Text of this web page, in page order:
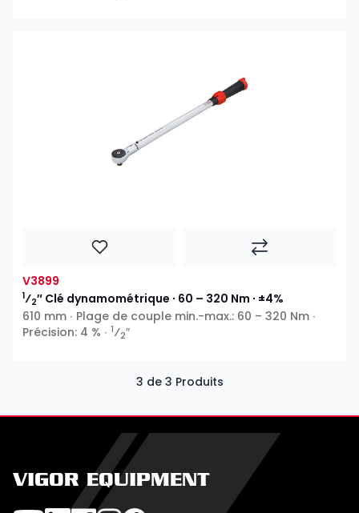
V3899
1⁄2″ Clé dynamométrique ∙ 60 – 320 Nm ∙ ±4%
610 mm ∙ Plage de couple min.-max.: 60 – 320 Nm ∙
Précision: 4 % ∙ 1⁄2″
3 de 3 Produits
VIGOR EQUIPMENT